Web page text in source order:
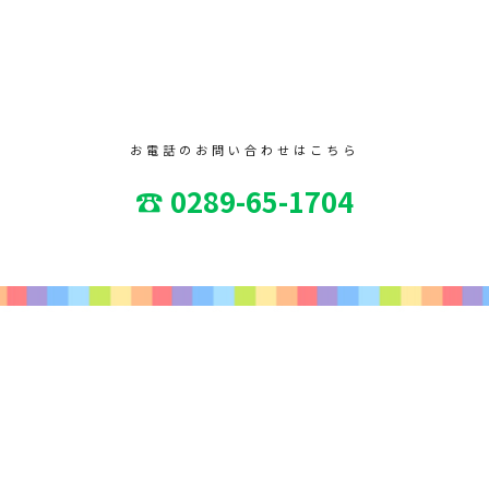
お電話のお問い合わせはこちら
☎ 0289-65-1704